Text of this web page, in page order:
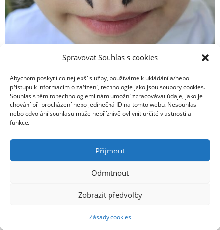
Spravovat Souhlas s cookies
Abychom poskytli co nejlepší služby, používáme k ukládání a/nebo
přístupu k informacím o zařízení, technologie jako jsou soubory cookies.
Souhlas s těmito technologiemi nám umožní zpracovávat údaje, jako je
chování při procházení nebo jedinečná ID na tomto webu. Nesouhlas
nebo odvolání souhlasu může nepříznivě ovlivnit určité vlastnosti a
funkce.
Přijmout
Odmítnout
Zobrazit předvolby
Zásady cookies